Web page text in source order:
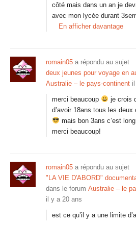
côté mais dans un an je
avec mon lycée durant
En afficher davantage
romain05 a répondu au sujet
deux jeunes pour voyage en
Australie – le pays-continent
merci beaucoup
je crois
d’avoir 18ans tous les
mais bon 3ans c’est long
merci beaucoup!
romain05 a répondu au sujet
"LA VIE D'ABORD"
dans le forum Australie – le
il y a 20 ans
est ce qu’il y a une limite